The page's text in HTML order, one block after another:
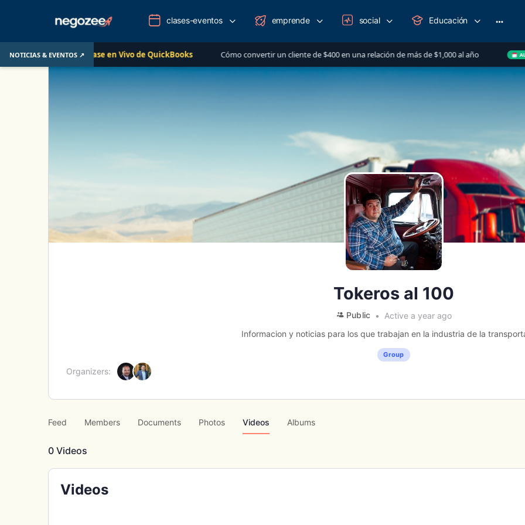
NOTICIAS & EVENTOS ↗
AUG 12 Clase en Vivo de QuickBooks Cómo convertir un cliente de $400 en una relación de más de $1,000 al año AUG 14
clases-eventos emprende social Educación
Tokeros al 100
Public
Active a year ago
Informacion y noticias para los que trabajan en la industria de la
Group
Organizers:
Feed Members Documents Photos Videos Albums
0 Videos
Videos